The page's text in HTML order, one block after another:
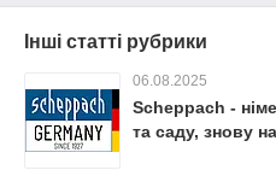
Інші статті рубрики
06.08.2025
Scheppach -
та саду, знову